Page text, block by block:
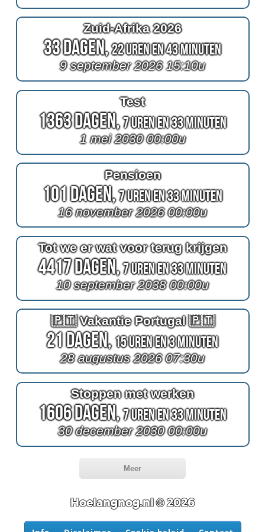
Zuid-Afrika 2026
33 Dagen,22 Uren en 43 Minuten
9 september 2026 15:10u
Test
1363 Dagen,7 Uren en 33 Minuten
1 mei 2030 00:00u
Pensioen
101 Dagen,7 Uren en 33 Minuten
16 november 2026 00:00u
Tot we er wat voor terug krijgen
4417 Dagen,7 Uren en 33 Minuten
10 september 2038 00:00u
🇵🇹 Vakantie Portugal 🇵🇹
21 Dagen,15 Uren en 3 Minuten
28 augustus 2026 07:30u
Stoppen met werken
1606 Dagen,7 Uren en 33 Minuten
30 december 2030 00:00u
Meer
Hoelangnog.nl © 2026